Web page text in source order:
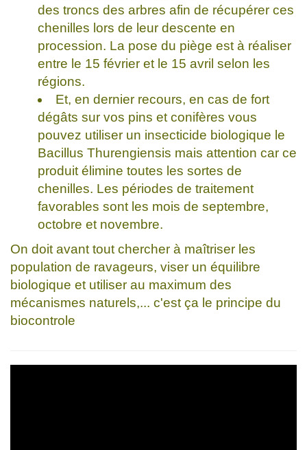
des troncs des arbres afin de récupérer ces
chenilles lors de leur descente en
procession. La pose du piège est à réaliser
entre le 15 février et le 15 avril selon les
régions.
Et, en dernier recours, en cas de fort
dégâts sur vos pins et conifères vous
pouvez utiliser un insecticide biologique le
Bacillus Thurengiensis mais attention car ce
produit élimine toutes les sortes de
chenilles. Les périodes de traitement
favorables sont les mois de septembre,
octobre et novembre.
On doit avant tout chercher à maîtriser les
population de ravageurs, viser un équilibre
biologique et utiliser au maximum des
mécanismes naturels,... c'est ça le principe du
biocontrole